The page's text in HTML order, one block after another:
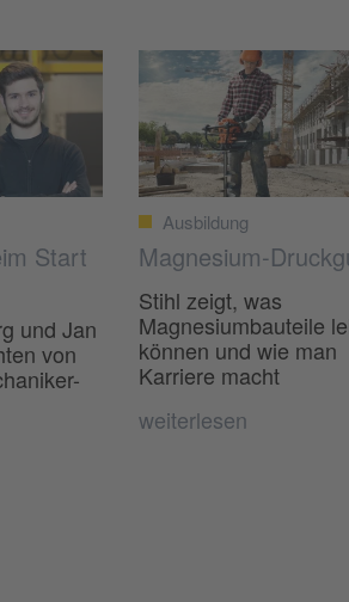
Start
und Jan
von
Ausbildung
Magnesium-
Stihl zeigt, was
Magnesiumbauteile
können und wie man
Karriere macht
weiterlesen